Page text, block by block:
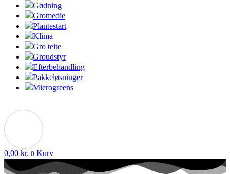
Gødning
Gromedie
Plantestart
Klima
Gro telte
Groudstyr
Efterbehandling
Pakkeløsninger
Microgreens
0,00 kr. 0 Kurv